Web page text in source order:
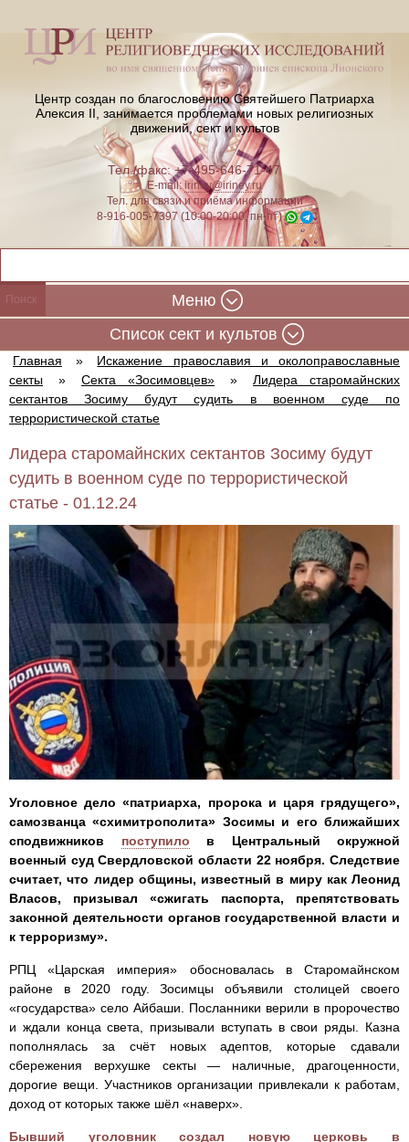
Центр создан по благословению Святейшего Патриарха
Алексия II, занимается проблемами новых религиозных
движений, сект и культов
Тел./факс: +7-495-646-71-47
E-mail:iriney@iriney.ru
Тел. для связи и приёма информации
8-916-005-7397 (10:00-20:00, пн-пт)
Меню
Cписок сект и культов
Главная »
Искажение православия и околоправославные
секты
» Секта «Зосимовцев» »
Лидера старомайнских
сектантов Зосиму будут судить в военном суде по
террористической статье
Лидера старомайнских сектантов Зосиму будут
судить в военном суде по террористической
статье - 01.12.24
Уголовное дело «патриарха, пророка и царя грядущего»,
самозванца «схимитрополита» Зосимы и его ближайших
сподвижников поступило в Центральный окружной
военный суд Свердловской области 22 ноября. Следствие
считает, что лидер общины, известный в миру как Леонид
Власов, призывал «сжигать паспорта, препятствовать
законной деятельности органов государственной власти и
к терроризму».
РПЦ «Царская империя» обосновалась в Старомайнском
районе в 2020 году. Зосимцы объявили столицей своего
«государства» село Айбаши. Посланники верили в пророчество
и ждали конца света, призывали вступать в свои ряды. Казна
пополнялась за счёт новых адептов, которые сдавали
сбережения верхушке секты — наличные, драгоценности,
дорогие вещи. Участников организации привлекали к работам,
доход от которых также шёл «наверх».
Бывший уголовник создал новую церковь в